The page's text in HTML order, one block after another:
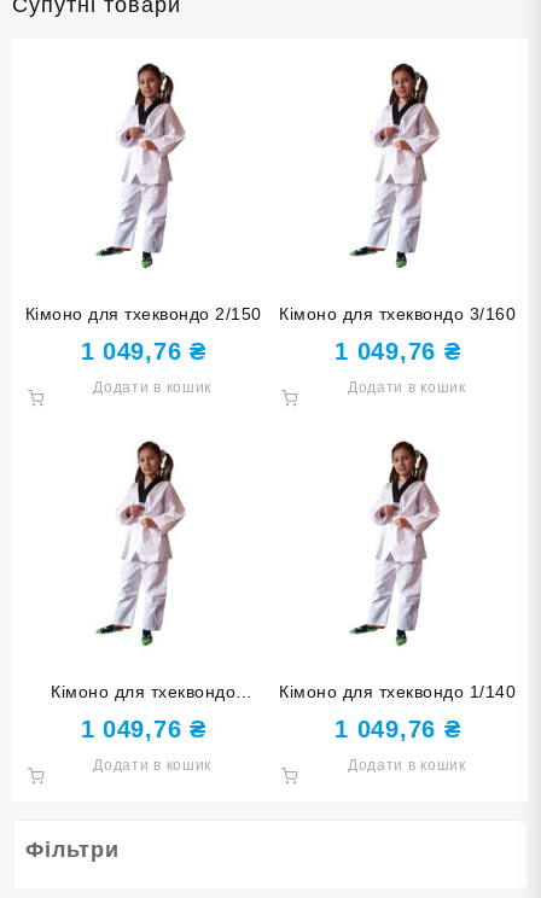
Фільтри
Кімоно для тхеквондо 2/150
1 049,76 ₴
Додати в кошик
Кімоно для тхеквондо 3/160
1 049,76 ₴
Додати в кошик
Кімоно для тхеквондо
000/110
1 049,76 ₴
Додати в кошик
Кімоно для тхеквондо 1/140
1 049,76 ₴
Додати в кошик